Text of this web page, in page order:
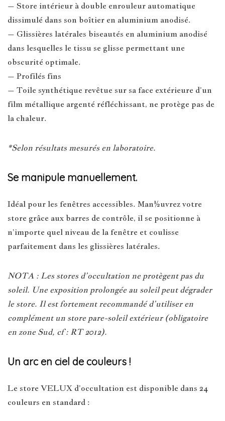
– Store intérieur à double enrouleur automatique
dissimulé dans son boîtier en aluminium anodisé.
– Glissières latérales biseautés en aluminium anodisé
dans lesquelles le tissu se glisse permettant une
obscurité optimale.
– Profilés fins
– Toile synthétique revêtue sur sa face extérieure d’un
film métallique argenté réfléchissant, ne protège pas de
la chaleur.
*Selon résultats mesurés en laboratoire.
Se manipule manuellement.
Idéal pour les fenêtres accessibles. Man½uvrez votre
store grâce aux barres de contrôle, il se positionne à
n’importe quel niveau de la fenêtre et coulisse
parfaitement dans les glissières latérales.
NOTA : Les stores d’occultation ne protègent pas du
soleil. Une exposition prolongée au soleil peut dégrader
le store. Il est fortement recommandé d’utiliser en
complément un store pare-soleil extérieur (obligatoire
en zone Sud, cf : RT 2012).
Un arc en ciel de couleurs !
Le store VELUX d’occultation est disponible dans 24
couleurs en standard :